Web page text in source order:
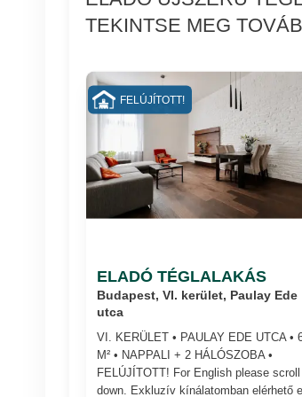
TEKINTSE MEG
ELADÓ TÉGLALAKÁS
Budapest, VI. kerület, Paulay Ede
utca
VI. KERÜLET • PAULAY EDE UTCA •
M² • NAPPALI + 2 HÁLÓSZOBA •
FELÚJÍTOTT! For English please scroll
down. Exkluzív kínálatomban elérhető
FELÚJÍTOTT!